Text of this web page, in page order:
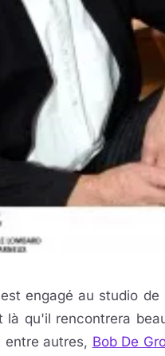
engagé au studio de
là qu'il rencontrera
entre autres, Bob De